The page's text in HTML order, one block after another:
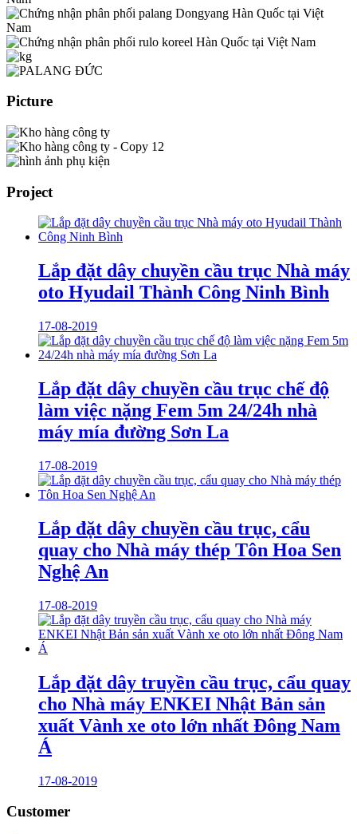
Picture
Project
Lắp đặt dây chuyền cầu trục Nhà máy
oto Hyudail Thành Công Ninh Bình
17-08-2019
Lắp đặt dây chuyền cầu trục chế độ
làm việc nặng Fem 5m 24/24h nhà
máy mía đường Sơn La
17-08-2019
Lắp đặt dây chuyền cầu trục, cẩu
quay cho Nhà máy thép Tôn Hoa Sen
Nghệ An
17-08-2019
Lắp đặt dây truyền cầu trục, cẩu quay
cho Nhà máy ENKEI Nhật Bản sản
xuất Vành xe oto lớn nhất Đông Nam
Á
17-08-2019
Customer